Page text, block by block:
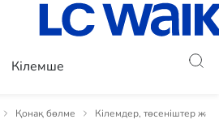
Кілемше
Қонақ бөлме Кілемдер, төсеніштер